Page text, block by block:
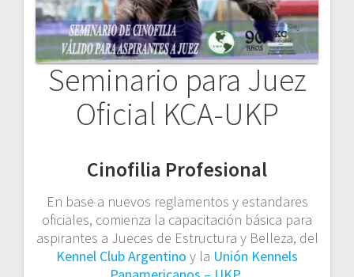
Seminario para Juez
Oficial KCA-UKP
Cinofilia Profesional
En base a nuevos reglamentos y estandares
oficiales, comienza la capacitación básica para
aspirantes a Jueces de Estructura y Belleza, del
Kennel Club Argentino y la Unión Kennels